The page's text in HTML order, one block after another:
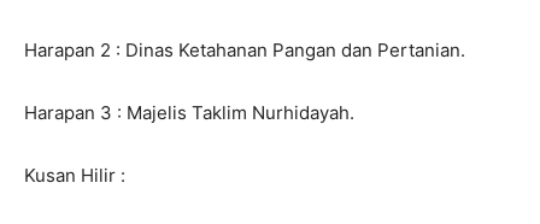
Harapan 2 : Dinas Ketahanan Pangan dan Pertanian.
Harapan 3 : Majelis Taklim Nurhidayah.
Kusan Hilir :